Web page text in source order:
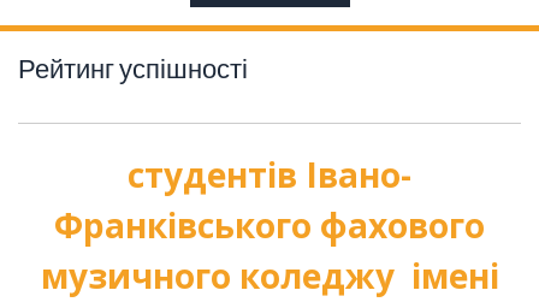
Рейтинг успішності
студентів Івано-
Франківського фахового
музичного коледжу імені